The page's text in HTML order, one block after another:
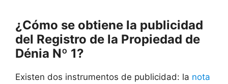
¿Cómo se obtiene la publicidad
del Registro de la Propiedad de
Dénia Nº 1?
Existen dos instrumentos de publicidad: la nota